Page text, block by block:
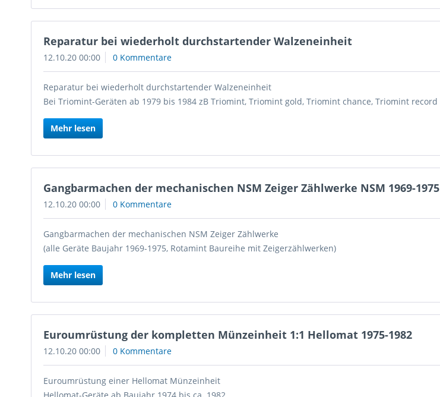
Reparatur bei wiederholt durchstartender Walzeneinheit
12.10.20 00:00 0 Kommentare
Reparatur bei wiederholt durchstartender Walzeneinheit
Bei Triomint-Geräten ab 1979 bis 1984 zB Triomint, Triomint gold, Triomint chance, Triomint record
Mehr lesen
Gangbarmachen der mechanischen NSM Zeiger Zählwerke NSM 1969-1975
12.10.20 00:00 0 Kommentare
Gangbarmachen der mechanischen NSM Zeiger Zählwerke
(alle Geräte Baujahr 1969-1975, Rotamint Baureihe mit Zeigerzählwerken)
Mehr lesen
Euroumrüstung der kompletten Münzeinheit 1:1 Hellomat 1975-1982
12.10.20 00:00 0 Kommentare
Euroumrüstung einer Hellomat Münzeinheit